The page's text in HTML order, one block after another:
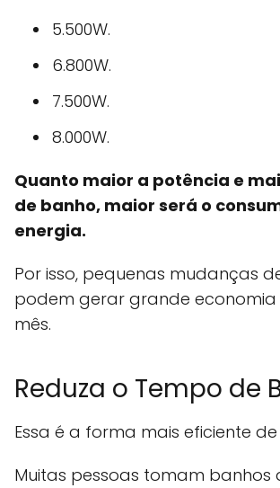
5.500W.
6.800W.
7.500W.
8.000W.
Quanto maior a potência e
de banho, maior será o
energia.
Por isso, pequenas mudanças
podem gerar grande
mês.
Reduza o Tempo de
Essa é a forma mais eficiente
Muitas pessoas tomam banhos